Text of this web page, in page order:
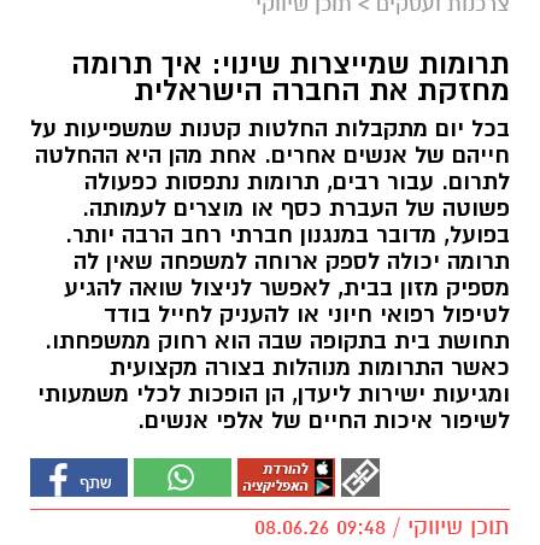
תרומות שמייצרות שינוי: איך תרומה
מחזקת את החברה הישראלית
בכל יום מתקבלות החלטות קטנות שמשפיעות על
חייהם של אנשים אחרים. אחת מהן היא ההחלטה
לתרום. עבור רבים, תרומות נתפסות כפעולה
פשוטה של העברת כסף או מוצרים לעמותה.
בפועל, מדובר במנגנון חברתי רחב הרבה יותר.
תרומה יכולה לספק ארוחה למשפחה שאין לה
מספיק מזון בבית, לאפשר לניצול שואה להגיע
לטיפול רפואי חיוני או להעניק לחייל בודד
תחושת בית בתקופה שבה הוא רחוק ממשפחתו.
כאשר התרומות מנוהלות בצורה מקצועית
ומגיעות ישירות ליעדן, הן הופכות לכלי משמעותי
לשיפור איכות החיים של אלפי אנשים.
תוכן שיווקי / 09:48 08.06.26